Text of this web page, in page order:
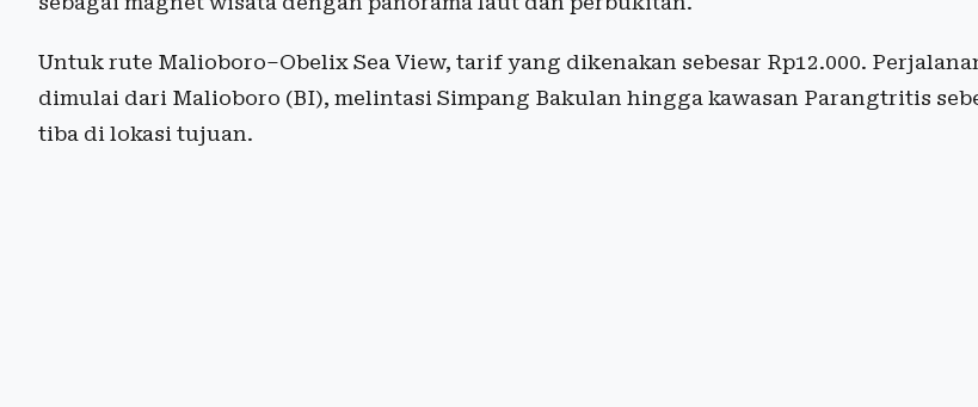
Untuk rute Malioboro–Obelix Sea View, tarif yang dikenakan sebesar Rp12.000.
dimulai dari Malioboro (BI), melintasi Simpang Bakulan hingga kawasan Parangtritis
tiba di lokasi tujuan.